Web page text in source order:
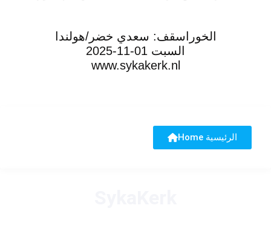
الخوراسقف: سعدي خضر/هولندا
السبت 01-11-2025
www.sykakerk.nl
Home الرئيسية